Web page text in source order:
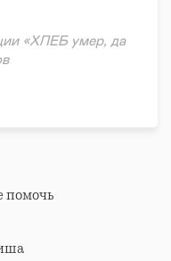
«ХЛЕБ умер, да
помочь